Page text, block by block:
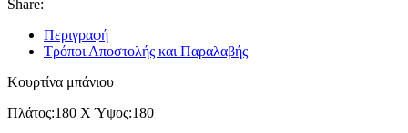
Share:
Περιγραφή
Τρόποι Αποστολής και Παραλαβής
Κουρτίνα μπάνιου
Πλάτος:180 Χ Ύψος:180